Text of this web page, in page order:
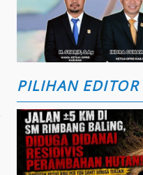
PILIHAN EDITOR